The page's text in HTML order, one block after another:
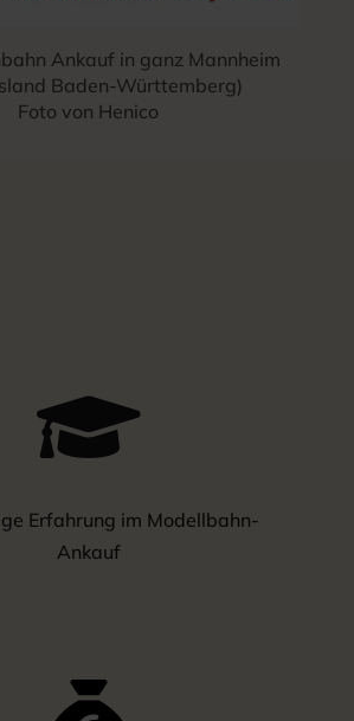
Ankauf in ganz Mannheim
Baden-Württemberg)
Foto von Henico

Erfahrung im Modellbahn-
Ankauf